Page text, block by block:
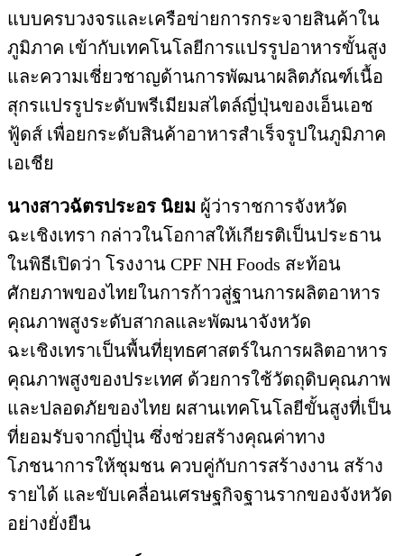
แบบครบวงจรและเครือข่ายการกระจายสินค้าใน
ภูมิภาค เข้ากับเทคโนโลยีการแปรรูปอาหารขั้นสูง
และความเชี่ยวชาญด้านการพัฒนาผลิตภัณฑ์เนื้อ
สุกรแปรรูประดับพรีเมียมสไตล์ญี่ปุ่นของเอ็นเอช
ฟู้ดส์ เพื่อยกระดับสินค้าอาหารสำเร็จรูปในภูมิภาค
เอเชีย
นางสาวฉัตรประอร นิยม ผู้ว่าราชการจังหวัด
ฉะเชิงเทรา กล่าวในโอกาสให้เกียรติเป็นประธาน
ในพิธีเปิดว่า โรงงาน CPF NH Foods สะท้อน
ศักยภาพของไทยในการก้าวสู่ฐานการผลิตอาหาร
คุณภาพสูงระดับสากลและพัฒนาจังหวัด
ฉะเชิงเทราเป็นพื้นที่ยุทธศาสตร์ในการผลิตอาหาร
คุณภาพสูงของประเทศ ด้วยการใช้วัตถุดิบคุณภาพ
และปลอดภัยของไทย ผสานเทคโนโลยีขั้นสูงที่เป็น
ที่ยอมรับจากญี่ปุ่น ซึ่งช่วยสร้างคุณค่าทาง
โภชนาการให้ชุมชน ควบคู่กับการสร้างงาน สร้าง
รายได้ และขับเคลื่อนเศรษฐกิจฐานรากของจังหวัด
อย่างยั่งยืน